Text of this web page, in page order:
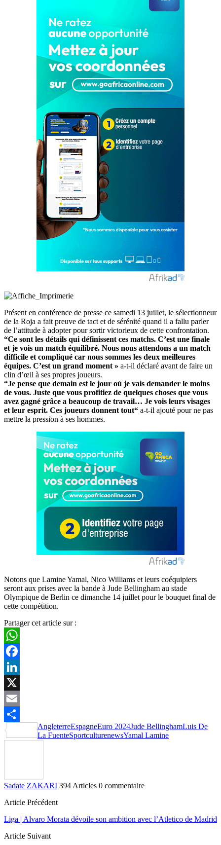
Présent en conférence de presse ce samedi 13 juillet, le sélectionneur
de la Roja a fait preuve de tact et de sérénité quand il a fallu parler
de l’attitude à adopter pour sortir victorieux de cette confrontation.
“Ce sont les détails qui définissent ces matchs. C’est une finale
et je vois un match équilibré. Nous nous attendons a un match
difficile et compliqué car nous sommes les deux meilleures
équipes. C’est un grand moment » a-t-il déclaré avant de faire un
clin d’œil à ses propres joueurs.
“Je pense que demain est le jour où je vais demander le moins
de vous. Juste que vous profitiez de quelques choses que vous
avez gagné grâce a beaucoup de travail… Je vois leurs visages
et leur esprit. Ces joueurs donnent tout“ a-t-il ajouté pour ne pas
mettre la pression à ses hommes.
Notons que Lamine Yamal, Nico Williams et leurs coéquipiers
seront aux prises avec la bande à Jude Bellingham au stade
Olympique de Berlin ce dimanche 14 juillet pour le bouquet final de
cette compétition.
Partager cet article sur :
WhatsApp
Facebook
LinkedIn
X
Email
Partager
AngleterreEspagneEuro 2024Jude BellinghamLuis De
La FuenteSportculturenewsYamal Lamine
Sadate ZAKARI 394 Articles 0 commentaire
Article Précédent
Liga | Alvaro Morata dévoile son ambition avec l’Atletico de Madrid
Article Suivant